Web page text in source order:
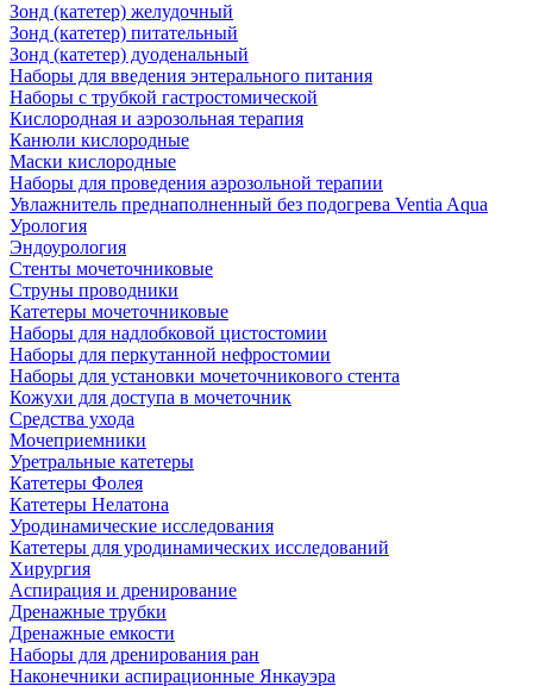
Зонд (катетер) желудочный
Зонд (катетер) питательный
Зонд (катетер) дуоденальный
Наборы для введения энтерального питания
Наборы с трубкой гастростомической
Кислородная и аэрозольная терапия
Канюли кислородные
Маски кислородные
Наборы для проведения аэрозольной терапии
Увлажнитель преднаполненный без подогрева Ventia Aqua
Урология
Эндоурология
Стенты мочеточниковые
Струны проводники
Катетеры мочеточниковые
Наборы для надлобковой цистостомии
Наборы для перкутанной нефростомии
Наборы для установки мочеточникового стента
Кожухи для доступа в мочеточник
Средства ухода
Мочеприемники
Уретральные катетеры
Катетеры Фолея
Катетеры Нелатона
Уродинамические исследования
Катетеры для уродинамических исследований
Хирургия
Аспирация и дренирование
Дренажные трубки
Дренажные емкости
Наборы для дренирования ран
Наконечники аспирационные Янкауэра